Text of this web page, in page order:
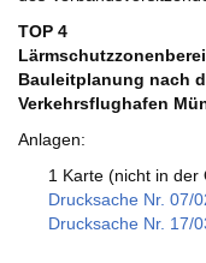
TOP 4
Bauleitplanung nach
Verkehrsflughafen
Anlagen:
1 Karte (nicht in der
Drucksache Nr. 07/
Drucksache Nr. 17/